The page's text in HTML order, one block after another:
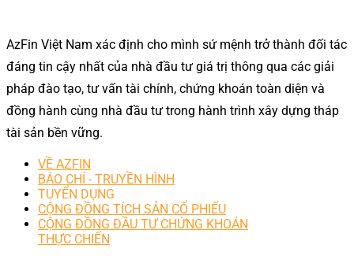
AzFin Việt Nam xác định cho mình sứ mệnh trở thành đối tác
đáng tin cậy nhất của nhà đầu tư giá trị thông qua các giải
pháp đào tạo, tư vấn tài chính, chứng khoán toàn diện và
đồng hành cùng nhà đầu tư trong hành trình xây dựng tháp
tài sản bền vững.
VỀ AZFIN
BÁO CHÍ - TRUYỀN HÌNH
TUYỂN DỤNG
CỘNG ĐỒNG TÍCH SẢN CỔ PHIẾU
CỘNG ĐỒNG ĐẦU TƯ CHỨNG KHOÁN
THỰC CHIẾN